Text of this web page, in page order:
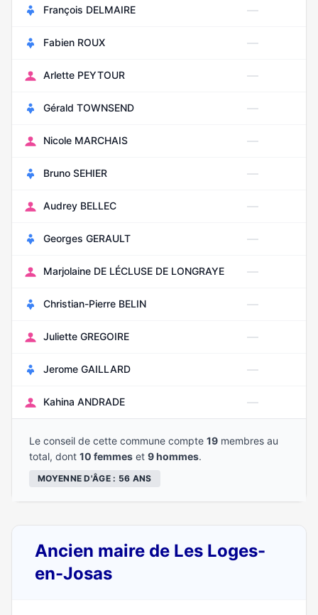
François DELMAIRE —
Fabien ROUX —
Arlette PEYTOUR —
Gérald TOWNSEND —
Nicole MARCHAIS —
Bruno SEHIER —
Audrey BELLEC —
Georges GERAULT —
Marjolaine DE LÉCLUSE DE LONGRAYE —
Christian-Pierre BELIN —
Juliette GREGOIRE —
Jerome GAILLARD —
Kahina ANDRADE —
Le conseil de cette commune compte 19 membres au
total, dont 10 femmes et 9 hommes.
MOYENNE D'ÂGE : 56 ANS
Ancien maire de Les Loges-
en-Josas